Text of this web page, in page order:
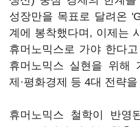
성장만을 목표로 달려온
계에 봉착했다며, 이제는
휴머노믹스로 가야 한다
휴머노믹스 실현을 위해
제·평화경제 등 4대 전략
휴머노믹스 철학이 반영